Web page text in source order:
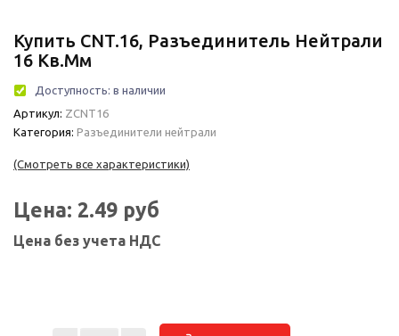
Купить CNT.16, Разъединитель Нейтрали
16 Кв.мм
Доступность: в наличии
Артикул: ZCNT16
Категория: Разъединители нейтрали
(Смотреть все характеристики)
Цена: 2.49 руб
Цена без учета НДС